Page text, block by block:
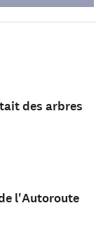
des arbres
l'Autoroute